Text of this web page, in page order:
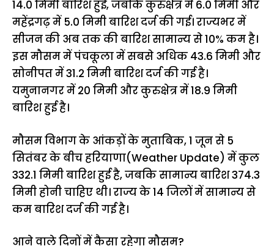
14.0 मिमी बारिश हुई, जबकि कुरुक्षेत्र में 6.0 मिमी और
महेंद्रगढ़ में 5.0 मिमी बारिश दर्ज की गई। राज्यभर में
सीजन की अब तक की बारिश सामान्य से 10% कम है।
इस मौसम में पंचकूला में सबसे अधिक 43.6 मिमी और
सोनीपत में 31.2 मिमी बारिश दर्ज की गई है।
यमुनानगर में 20 मिमी और कुरुक्षेत्र में 18.9 मिमी
बारिश हुई है।
मौसम विभाग के आंकड़ों के मुताबिक, 1 जून से 5
सितंबर के बीच हरियाणा(Weather Update) में कुल
332.1 मिमी बारिश हुई है, जबकि सामान्य बारिश 374.3
मिमी होनी चाहिए थी। राज्य के 14 जिलों में सामान्य से
कम बारिश दर्ज की गई है।
आने वाले दिनों में कैसा रहेगा मौसम?